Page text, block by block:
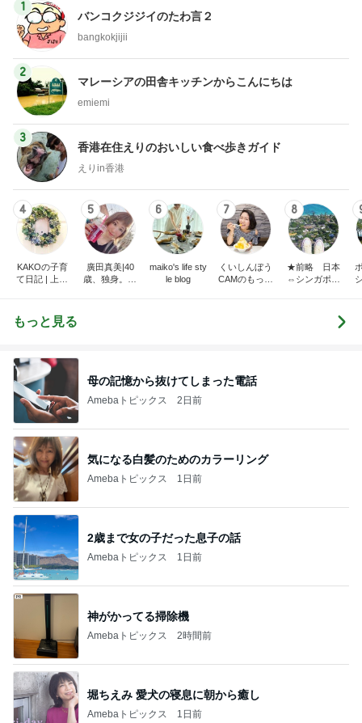
1
バンコクジジイのたわ言２
bangkokjijii
2
マレーシアの田舎キッチンからこんにちは
emiemi
3
香港在住えりのおいしい食べ歩きガイド
えりin香港
4
KAKOの子育
て日記 | 上海
へ。ときどき
さいたま。
5
廣田真美|40
歳、独身。お
6
maiko's life sty
le blog
7
くいしんぼう
CAMのもっと
8
★前略 日本
⇔シンガポー
もっと見る
母の記憶から抜けてしまった電話
Amebaトピックス 2日前
気になる白髪のためのカラーリング
Amebaトピックス 1日前
2歳まで女の子だった息子の話
Amebaトピックス 1日前
神がかってる掃除機
Amebaトピックス 2時間前
堀ちえみ 愛犬の寝息に朝から癒し
Amebaトピックス 1日前